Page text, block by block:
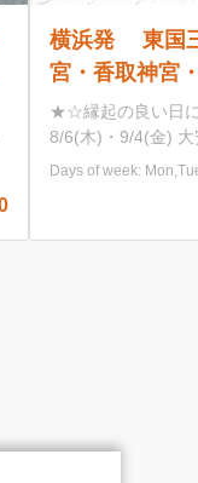
横浜発 山梨
桃を満喫！桃
スツアー♪ ～
信玄餅とクロ
題つき～
【河口湖 ハーブガ
に咲き誇るハーブ
と香りを全身で感
かも！ 【桔梗屋河口湖フラワーガーデ
の信玄餅詰め放題
Days of week: